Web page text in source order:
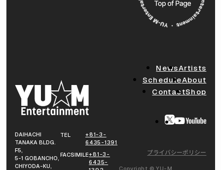
DAIHACHI
TANAKA BLDG.
F5,
5-1 GOBANCHO,
CHIYODA-KU,
TEL
+81-3-
6435-1391
FACSIMILE+81-3-
6435-
NewsArtists
ScheduleAbout
ContactShop
プライバシーポリシー
Copyright © YU-M